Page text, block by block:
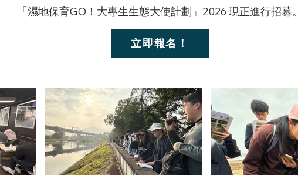
「濕地保育GO！大專生生態大使計劃」2026 現正進行招募
立即報名！